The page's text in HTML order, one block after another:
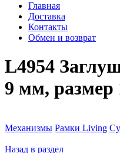
Главная
Доставка
Контакты
Обмен и возврат
L4954
9 мм, размер
Механизмы Рамки Living
Назад в раздел